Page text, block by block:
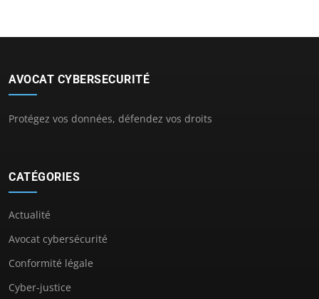
AVOCAT CYBERSECURITÉ
Protégez vos données, défendez vos droits
CATÉGORIES
Actualité
Avocat cybersécurité
Conformité légale
Cyber-justice